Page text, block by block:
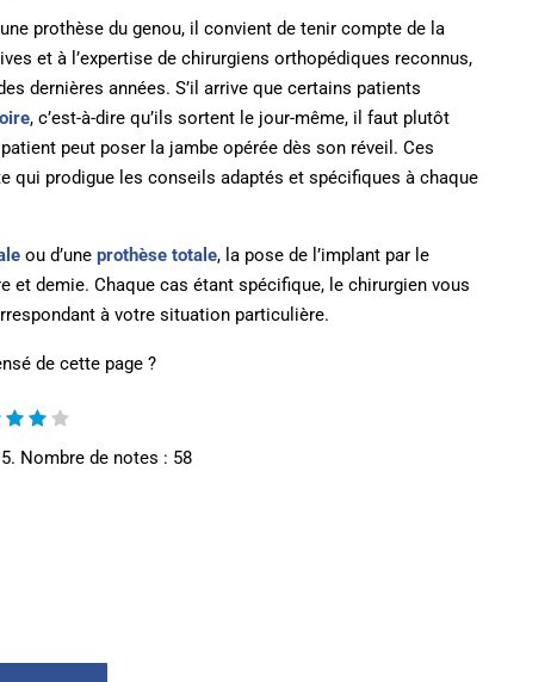
prothèse du genou, il convient de tenir compte de la
et à l’expertise de chirurgiens orthopédiques reconnus,
dernières années. S’il arrive que certains patients
, c’est-à-dire qu’ils sortent le jour-même, il faut plutôt
peut poser la jambe opérée dès son réveil. Ces
qui prodigue les conseils adaptés et spécifiques à chaque
ou d’une prothèse totale, la pose de l’implant par le
et demie. Chaque cas étant spécifique, le chirurgien vous
à votre situation particulière.
de cette page ?
Nombre de notes : 58